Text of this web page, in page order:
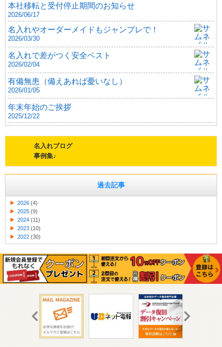
本社移転と受付停止期間のお知らせ
2026/06/17
名入れやオーダーメイドもジャンブレで！
2026/03/30
名入れで差がつく安全ベスト
2026/02/04
有備無患（備えあれば憂いなし）
2026/01/05
年末年始のご挨拶
2025/12/22
名入れブログ
事例集♪
過去記事
2026 (4)
2025 (9)
2024 (11)
2023 (10)
2022 (30)